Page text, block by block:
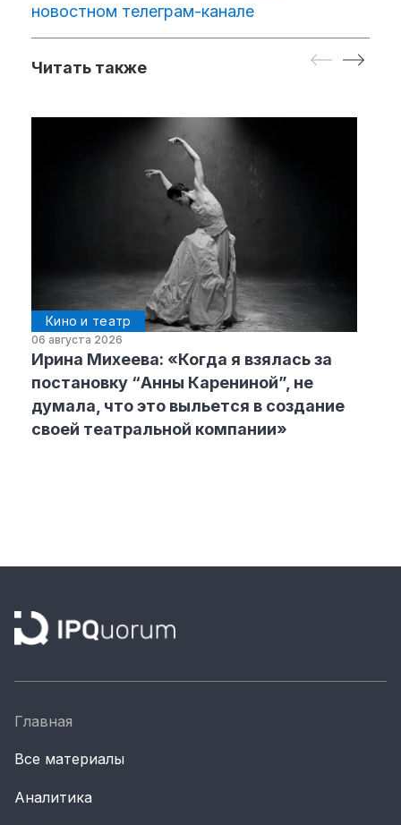
новостном телеграм-канале
Читать также
Кино и театр
06 августа 2026
Ирина Михеева: «Когда я взялась за
постановку “Анны Карениной”, не
думала, что это выльется в создание
своей театральной компании»
Главная
Все материалы
Аналитика